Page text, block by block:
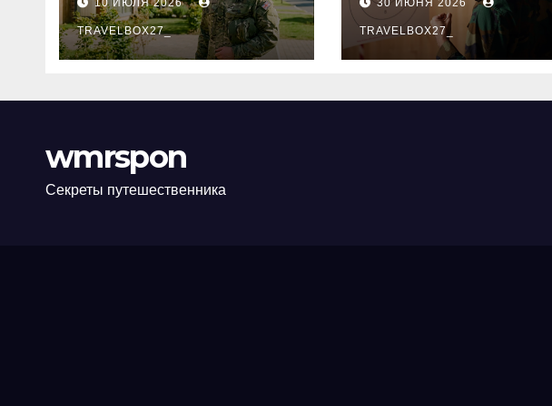
программе НИС и
перечень
аккредитованных
10 ИЮЛЯ 2026
TRAVELBOX27_
новый уровень
праздника и
командного духа
30 ИЮНЯ 2026
TRAVELBOX27_
wmrspon
Секреты путешественника